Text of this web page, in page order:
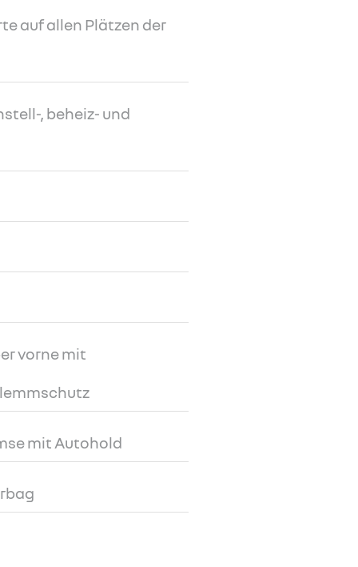
auf allen Plätzen der
, beheiz- und
vorne mit
mit Autohold